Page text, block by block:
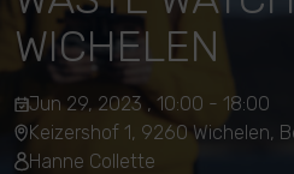
WICHELEN
Jun 29, 2023 , 10:00 - 18:00
Keizershof 1, 9260 Wichelen,
Hanne Collette